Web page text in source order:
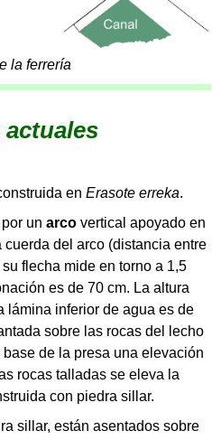
la ferrería
en Erasote erreka.
un arco vertical apoyado en
cuerda del arco (distancia entre
flecha mide en torno a 1,5
es de 70 cm. La altura
lámina inferior de agua es de
sobre las rocas del lecho
de la presa una elevación
rocas talladas se eleva la
con piedra sillar.
sillar, están asentados sobre